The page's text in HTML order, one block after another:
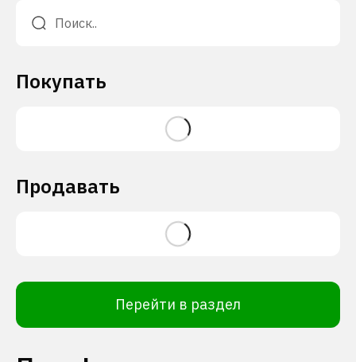
Покупать
Продавать
Перейти в раздел